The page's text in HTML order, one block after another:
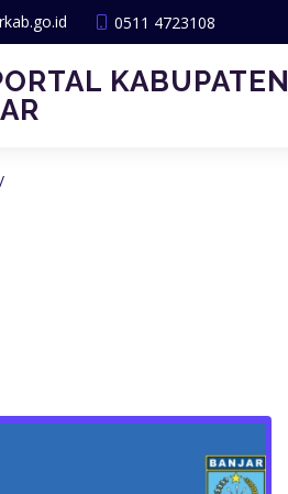
0511 4723108
KABUPATEN